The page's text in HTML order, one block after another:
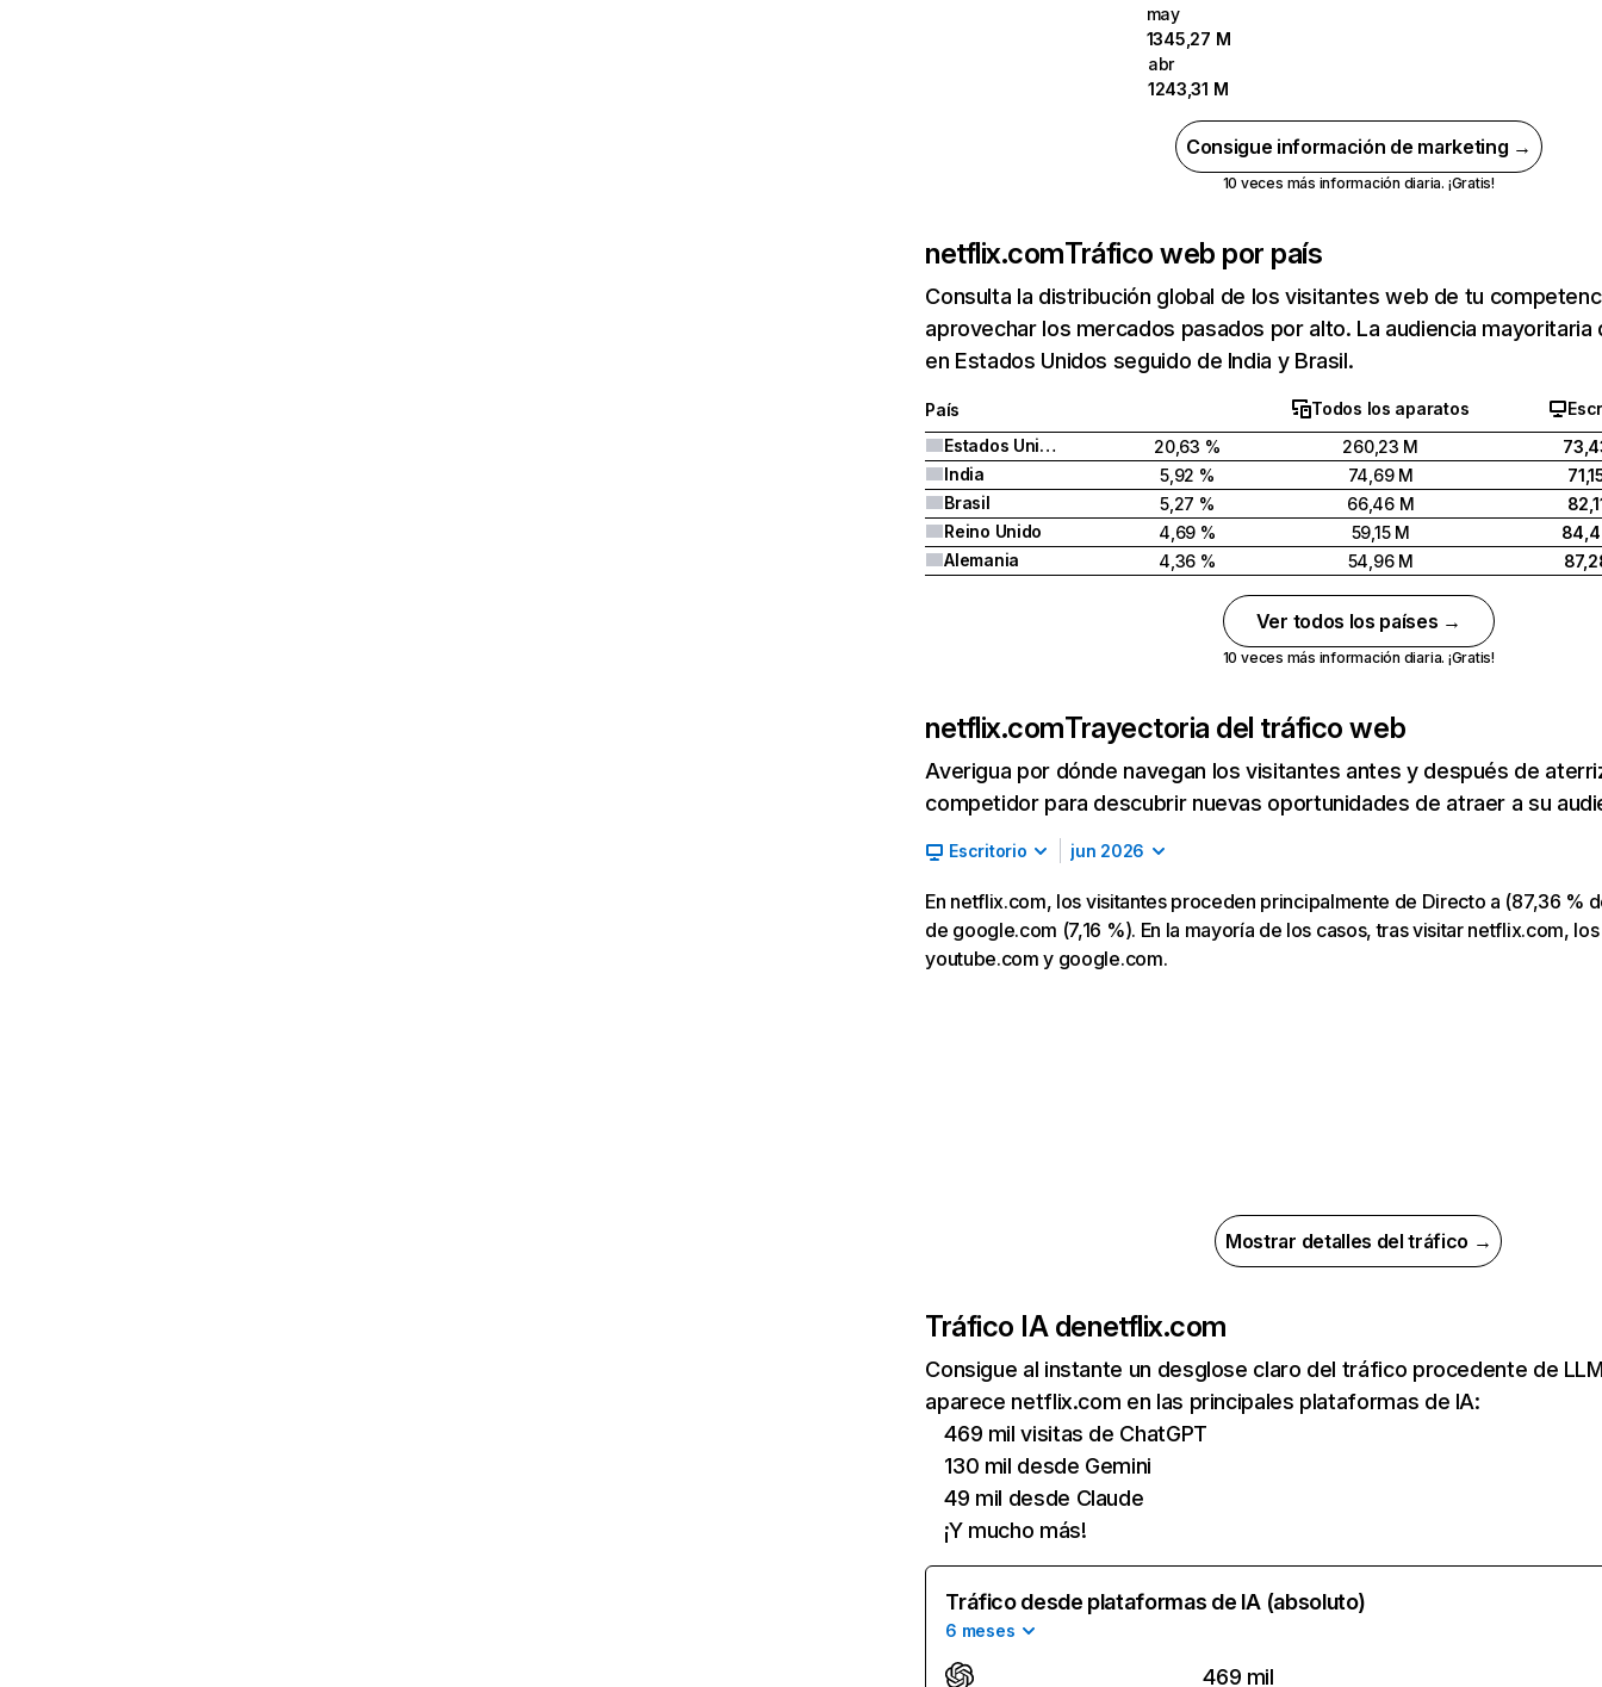
may
1345,27 M
abr
1243,31 M
Consigue información de marketing →
10 veces más información diaria. ¡Gratis!
netflix.comTráfico web por país
Consulta la distribución global de los visitantes web de tu
aprovechar los mercados pasados por alto. La audiencia
en Estados Unidos seguido de India y Brasil.
País Todos los aparatos
Estados Unidos
20,63 % 260,23 M
India
5,92 % 74,69 M
Brasil
5,27 % 66,46 M
Reino Unido
4,69 % 59,15 M
Alemania
4,36 % 54,96 M
Ver todos los países →
10 veces más información diaria. ¡Gratis!
netflix.comTrayectoria del tráfico web
Averigua por dónde navegan los visitantes antes y después de
competidor para descubrir nuevas oportunidades de atraer a su
Escritorio jun 2026
En netflix.com, los visitantes proceden principalmente de Directo a (87,36 %
de google.com (7,16 %). En la mayoría de los casos, tras visitar netflix.com,
youtube.com y google.com.
Mostrar detalles del tráfico →
Tráfico IA denetflix.com
Consigue al instante un desglose claro del tráfico procedente de
aparece netflix.com en las principales plataformas de IA:
469 mil visitas de ChatGPT
130 mil desde Gemini
49 mil desde Claude
¡Y mucho más!
Tráfico desde plataformas de IA (absoluto)
6 meses
469 mil